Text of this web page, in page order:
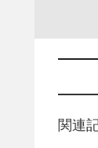
関連